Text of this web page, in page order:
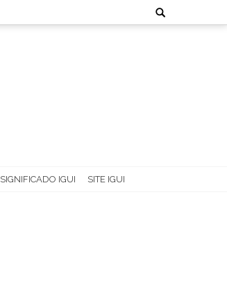
Search
for:
SIGNIFICADO IGUI SITE IGUI